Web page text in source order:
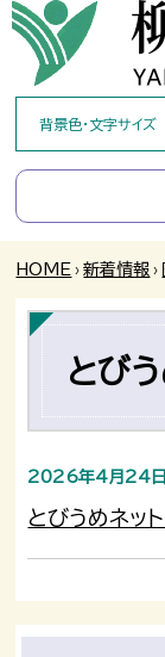
背景色・文字サイズ
HOME › 新着情報 ›
とび
2026年4月24日
とびうめネッ